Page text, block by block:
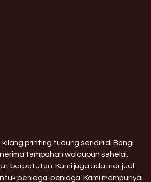
kilang printing tudung sendiri di Bangi
tempahan walaupun sehelai.
berpatutan. Kami juga ada menjual
peniaga-peniaga. Kami mempunyai